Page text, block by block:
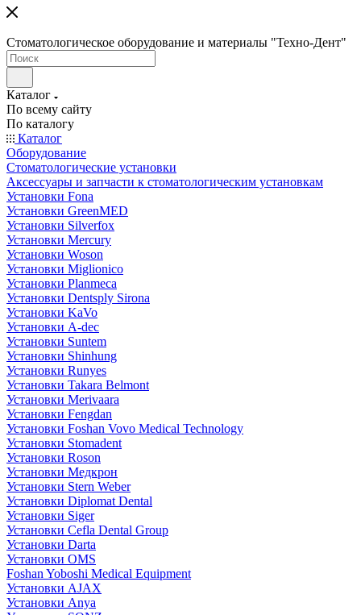
Стоматологическое оборудование и материалы "Техно-Дент"
Каталог
По всему сайту
По каталогу
Каталог
Оборудование
Стоматологические установки
Аксессуары и запчасти к стоматологическим установкам
Установки Fona
Установки GreenMED
Установки Silverfox
Установки Mercury
Установки Woson
Установки Miglionico
Установки Planmeca
Установки Dentsply Sirona
Установки KaVo
Установки A-dec
Установки Suntem
Установки Shinhung
Установки Runyes
Установки Takara Belmont
Установки Merivaara
Установки Fengdan
Установки Foshan Vovo Medical Technology
Установки Stomadent
Установки Roson
Установки Медкрон
Установки Stern Weber
Установки Diplomat Dental
Установки Siger
Установки Cefla Dental Group
Установки Darta
Установки OMS
Foshan Yoboshi Medical Equipment
Установки AJAX
Установки Anya